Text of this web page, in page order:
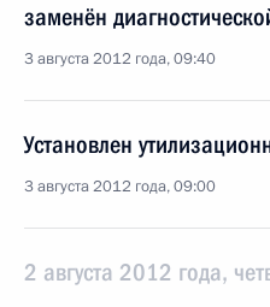
заменён
3 августа 2012 года, 09:40
Установлен
3 августа 2012 года, 09:00
2 августа 2012 года,